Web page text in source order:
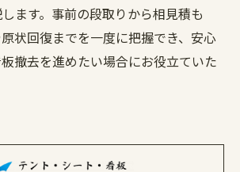
ます。事前の段取りから相見積も
状回復までを一度に把握でき、安心
撤去を進めたい場合にお役立ていた